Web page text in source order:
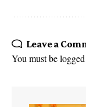
Leave a
You must be